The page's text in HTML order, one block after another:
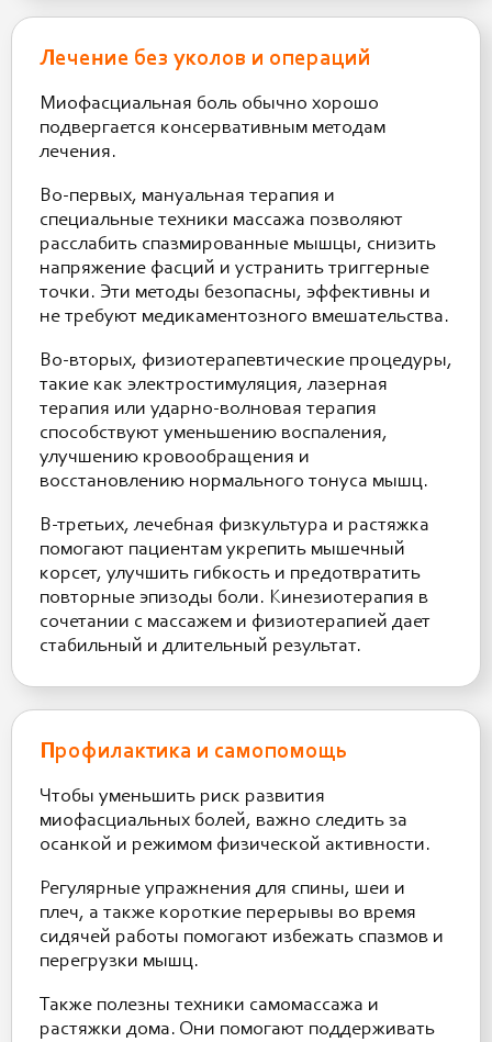
Лечение без уколов и операций
Миофасциальная боль обычно хорошо
подвергается консервативным методам
лечения.
Во-первых, мануальная терапия и
специальные техники массажа позволяют
расслабить спазмированные мышцы, снизить
напряжение фасций и устранить триггерные
точки. Эти методы безопасны, эффективны и
не требуют медикаментозного вмешательства.
Во-вторых, физиотерапевтические процедуры,
такие как электростимуляция, лазерная
терапия или ударно-волновая терапия
способствуют уменьшению воспаления,
улучшению кровообращения и
восстановлению нормального тонуса мышц.
В-третьих, лечебная физкультура и растяжка
помогают пациентам укрепить мышечный
корсет, улучшить гибкость и предотвратить
повторные эпизоды боли. Кинезиотерапия в
сочетании с массажем и физиотерапией дает
стабильный и длительный результат.
Профилактика и самопомощь
Чтобы уменьшить риск развития
миофасциальных болей, важно следить за
осанкой и режимом физической активности.
Регулярные упражнения для спины, шеи и
плеч, а также короткие перерывы во время
сидячей работы помогают избежать спазмов и
перегрузки мышц.
Также полезны техники самомассажа и
растяжки дома. Они помогают поддерживать